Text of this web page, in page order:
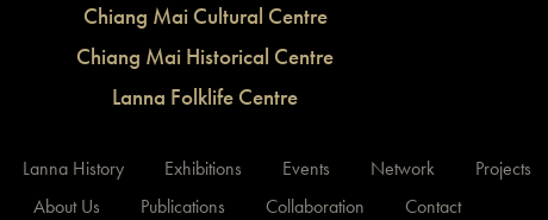
Chiang Mai Cultural Centre
Chiang Mai Historical Centre
Lanna Folklife Centre
Lanna History Exhibitions Events Network
Projects
About Us Publications Collaboration Contact